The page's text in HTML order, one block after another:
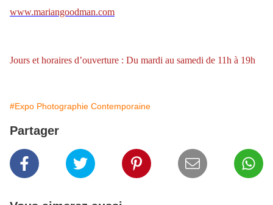
www.mariangoodman.com
Jours et horaires d’ouverture : Du mardi au samedi de 11h à 19h
#Expo Photographie Contemporaine
Partager